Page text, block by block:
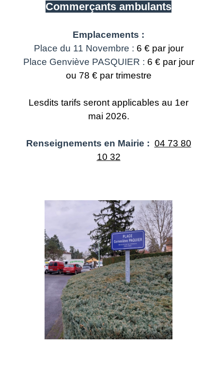
Commerçants ambulants
Emplacements :
Place du 11 Novembre : 6 € par jour
Place Genviève PASQUIER : 6 € par jour
ou 78 € par trimestre
Lesdits tarifs seront applicables au 1er
mai 2026.
Renseignements en Mairie : 04 73 80
10 32